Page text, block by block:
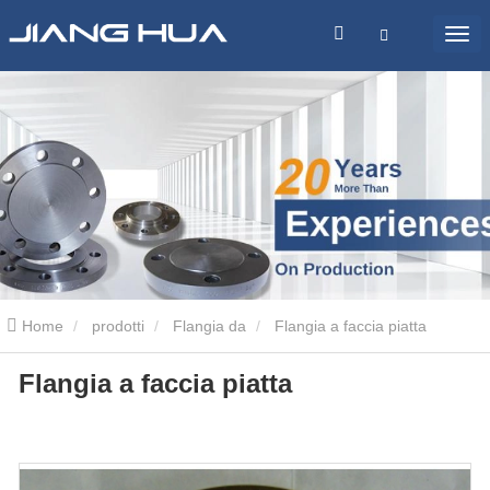
Home prodotti Flangia da Flangia a faccia piatta
Flangia a faccia piatta